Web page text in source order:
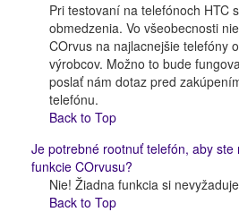
Pri testovaní na telefónoch HTC
obmedzenia. Vo všeobecnosti
COrvus na najlacnejšie telefóny
výrobcov. Možno to bude
poslať nám dotaz pred
telefónu.
Back to Top
Je potrebné rootnuť telefón, aby
funkcie COrvusu?
Nie! Žiadna funkcia si
Back to Top